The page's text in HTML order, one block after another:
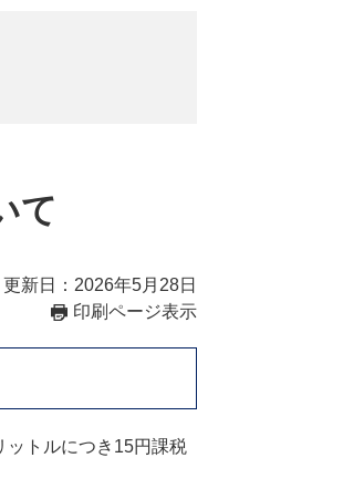
て
更新日：2026年5月28日
印刷ページ表示
トルにつき15円課税